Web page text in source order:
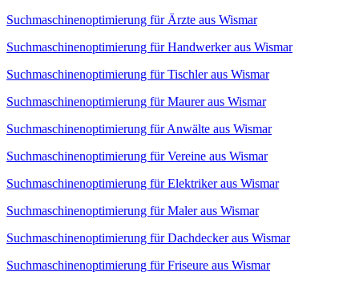
Suchmaschinenoptimierung für Ärzte aus Wismar
Suchmaschinenoptimierung für Handwerker aus Wismar
Suchmaschinenoptimierung für Tischler aus Wismar
Suchmaschinenoptimierung für Maurer aus Wismar
Suchmaschinenoptimierung für Anwälte aus Wismar
Suchmaschinenoptimierung für Vereine aus Wismar
Suchmaschinenoptimierung für Elektriker aus Wismar
Suchmaschinenoptimierung für Maler aus Wismar
Suchmaschinenoptimierung für Dachdecker aus Wismar
Suchmaschinenoptimierung für Friseure aus Wismar